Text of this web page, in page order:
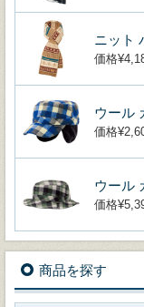
ニット
価格
ウール
価格
ウール
価格
商品を探す